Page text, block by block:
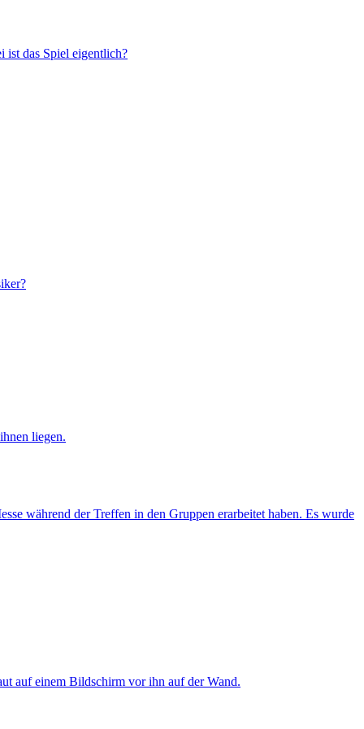
ist das Spiel eigentlich?
während der Treffen in den Gruppen erarbeitet haben. Es wurde